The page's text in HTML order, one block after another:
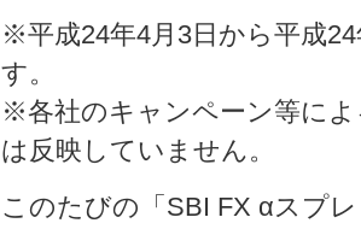
※平成24年4月3日から平成
す。
※各社のキャンペーン等に
は反映していません。
このたびの「SBI FX αスプ